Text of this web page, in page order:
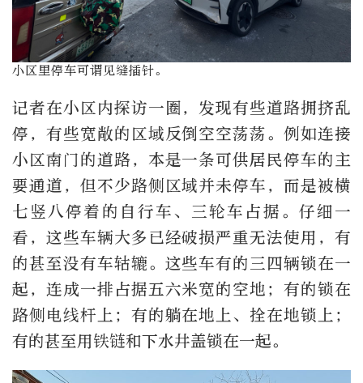
小区里停车可谓见缝插针。
记者在小区内探访一圈，发现有些道路拥挤乱
停，有些宽敞的区域反倒空空荡荡。例如连接
小区南门的道路，本是一条可供居民停车的主
要通道，但不少路侧区域并未停车，而是被横
七竖八停着的自行车、三轮车占据。仔细一
看，这些车辆大多已经破损严重无法使用，有
的甚至没有车轱辘。这些车有的三四辆锁在一
起，连成一排占据五六米宽的空地；有的锁在
路侧电线杆上；有的躺在地上、拴在地锁上；
有的甚至用铁链和下水井盖锁在一起。